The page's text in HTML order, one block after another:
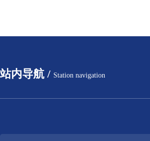
站内导航 / Station navigation